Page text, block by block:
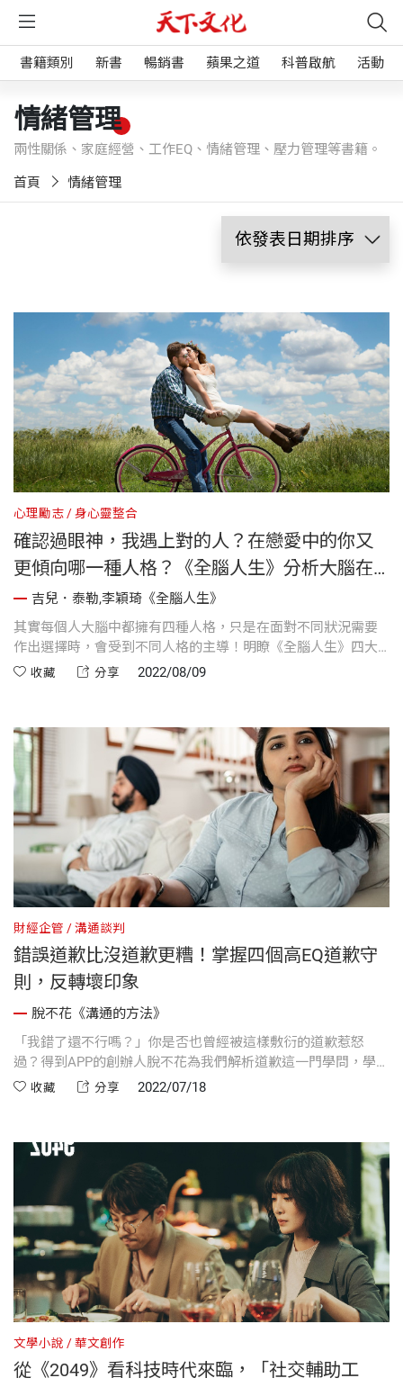
書籍類別 新書 暢銷書 蘋果之道 科普啟航 活動
情緒管理
兩性關係、家庭經營、工作EQ、情緒管理、壓力管理等書籍。
首頁 情緒管理
心理勵志 身心靈整合
確認過眼神，我遇上對的人？在戀愛中的你又
更傾向哪一種人格？《全腦人生》分析大腦在
感情世界裡的四大人格
吉兒．泰勒,李穎琦《全腦人生》
其實每個人大腦中都擁有四種人格，只是在面對不同狀況需要
作出選擇時，會受到不同人格的主導！明瞭《全腦人生》四大
人格在愛情關係中注重的要點，幫助你確認自己的優勢及行為
收藏 分享 2022/08/09
財經企管 溝通談判
錯誤道歉比沒道歉更糟！掌握四個高EQ道歉守
則，反轉壞印象
脫不花《溝通的方法》
「我錯了還不行嗎？」你是否也曾經被這樣敷衍的道歉惹怒
過？得到APP的創辦人脫不花為我們解析道歉這一門學問，學會
如何好好道歉，才能幫你扭轉危機，甚至留下好印象。
收藏 分享 2022/07/18
文學小說 華文創作
從《2049》看科技時代來臨，「社交輔助工